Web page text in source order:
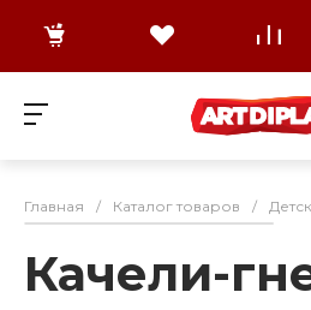
Главная / Каталог товаров /
Качели-